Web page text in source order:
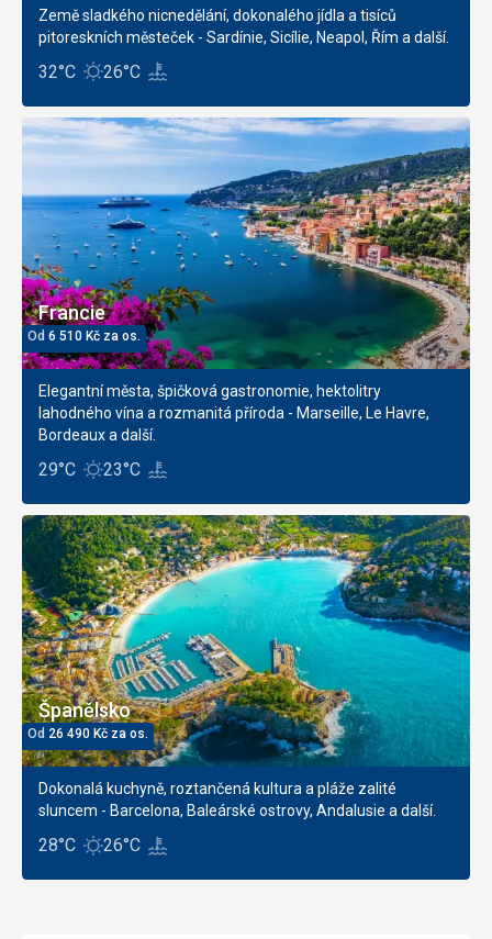
Země sladkého nicnedělání, dokonalého jídla a tisíců
pitoreskních městeček - Sardínie, Sicílie, Neapol, Řím a další.
32°C 26°C
Francie
Od 6 510 Kč za os.
Elegantní města, špičková gastronomie, hektolitry
lahodného vína a rozmanitá příroda - Marseille, Le Havre,
Bordeaux a další.
29°C 23°C
Španělsko
Od 26 490 Kč za os.
Dokonalá kuchyně, roztančená kultura a pláže zalité
sluncem - Barcelona, Baleárské ostrovy, Andalusie a další.
28°C 26°C